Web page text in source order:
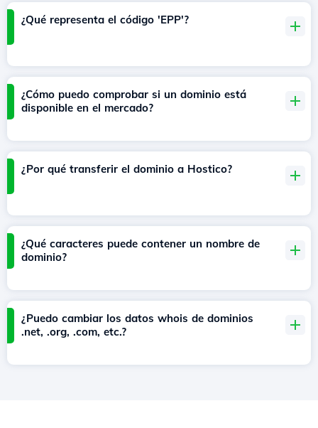
¿Qué representa el código 'EPP'?
¿Cómo puedo comprobar si un dominio está
disponible en el mercado?
¿Por qué transferir el dominio a Hostico?
¿Qué caracteres puede contener un nombre de
dominio?
¿Puedo cambiar los datos whois de dominios
.net, .org, .com, etc.?